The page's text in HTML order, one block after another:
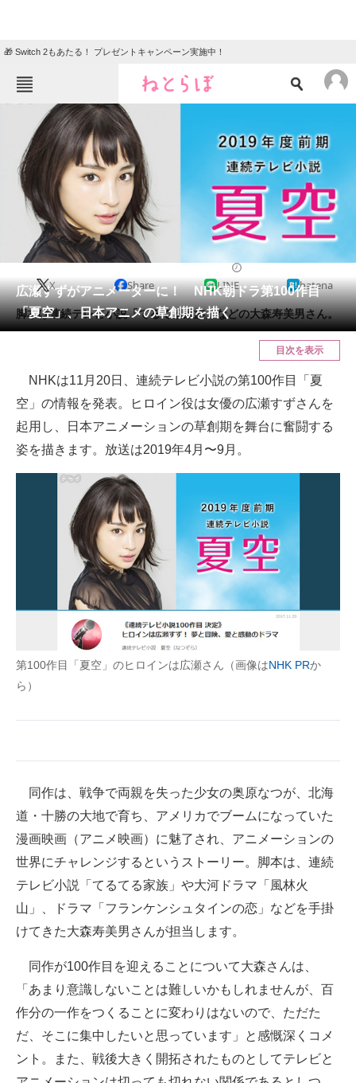
🎁 Switch 2もあたる！ プレゼントキャンペーン実施中！
ねとらぼメニュー
ニュース
エンタメ
グルメ
教育・育児
動物
会員記事
メディア
ITの今と未来を見通す
スマホと通信の最新トレンド
進化するPCとデバイスの未来
好きが集まる 比べて選べる
ビジネスと働き方のヒント
AI活用のいまが分かる
企業ITのトレンドを詳説
経営リーダーのコミュニティ
マーケ×ITの今がよく分かる
製造業のIT導入・活用を支援
モノづくり技術者専門サイト
エレクトロニクス専門サイト
電子設計の基本と応用
エネルギーの専門メディア
建設×テクノロジーの最前線
ちょっと気になるネットの話題
広瀬すずがアニメーターに！ NHK朝ドラ第100作目
「夏空」、日本アニメの草創期を描く
X Share LINE hatena
脚本は連続テレビ小説「てるてる家族」などの大森寿美男さん。
目次を表示
NHKは11月20日、連続テレビ小説の第100作目「夏
空」の情報を発表。ヒロイン役は女優の広瀬すずさんを
起用し、日本アニメーションの草創期を舞台に奮闘する
姿を描きます。放送は2019年4月〜9月。
第100作目「夏空」のヒロインは広瀬さん（画像はNHK PRか
ら）
同作は、戦争で両親を失った少女の奥原なつが、北海
道・十勝の大地で育ち、アメリカでブームになっていた
漫画映画（アニメ映画）に魅了され、アニメーションの
世界にチャレンジするというストーリー。脚本は、連続
テレビ小説「てるてる家族」や大河ドラマ「風林火
山」、ドラマ「フランケンシュタインの恋」などを手掛
けてきた大森寿美男さんが担当します。
同作が100作目を迎えることについて大森さんは、
「あまり意識しないことは難しいかもしれませんが、百
作分の一作をつくることに変わりはないので、ただた
だ、そこに集中したいと思っています」と感慨深くコメ
ント。また、戦後大きく開拓されたものとしてテレビと